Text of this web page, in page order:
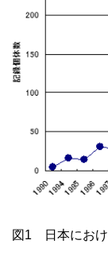
図1 日本におけ